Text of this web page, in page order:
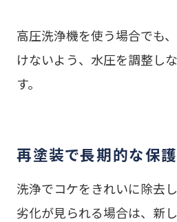
高圧洗浄機を使う場合でも
けないよう、水圧を調整し
す。
再塗装で長期的な保
洗浄でコケをきれいに除去
劣化が見られる場合は、新